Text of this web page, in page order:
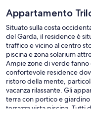
Appartamento
Situato sulla costa
del Garda, il residence è
traffico e vicino al centro
piscina e zona solarium
Ampie zone di verde
confortevole residence
ristoro della mente,
vacanza rilassante. Gli
terra con portico e
terrazza vista piscina. Tutti